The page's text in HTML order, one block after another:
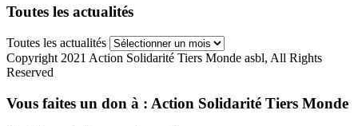
Toutes les actualités
Toutes les actualités
Copyright 2021 Action Solidarité Tiers Monde asbl, All Rights
Reserved
Vous faites un don à : Action Solidarité Tiers Monde